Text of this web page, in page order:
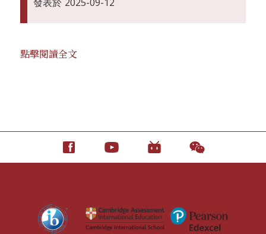
點擊閱讀全文